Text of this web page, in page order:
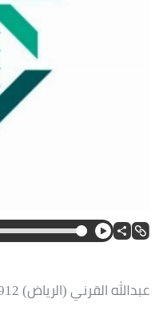
عبدالله القرني (الرياض) abs912@